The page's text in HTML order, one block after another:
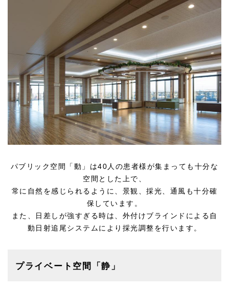
パブリック空間「動」は40人の患者様が集まっても十分な
空間とした上で、
常に自然を感じられるように、景観、採光、通風も十分確
保しています。
また、日差しが強すぎる時は、外付けブラインドによる自
動日射追尾システムにより採光調整を行います。
プライベート空間「静」